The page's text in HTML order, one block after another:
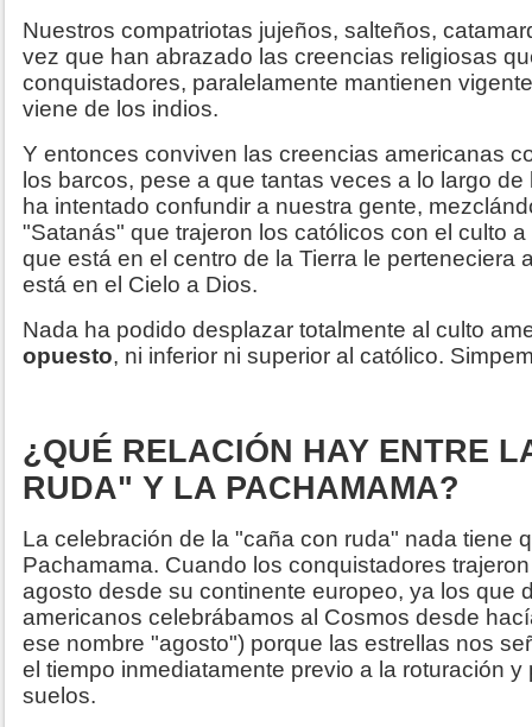
Nuestros compatriotas jujeños, salteños,
vez que han abrazado las creencias religiosas
conquistadores, paralelamente mantienen
viene de los indios.
Y entonces conviven las creencias americanas
los barcos, pese a que tantas veces a lo largo
ha intentado confundir a nuestra gente,
"Satanás" que trajeron los católicos con el culto
que está en el centro de la Tierra le perteneciera
está en el Cielo a Dios.
Nada ha podido desplazar totalmente al culto
opuesto, ni inferior ni superior al católico.
¿QUÉ RELACIÓN HAY ENTRE
RUDA" Y LA PACHAMAMA?
La celebración de la "caña con ruda" nada tiene
Pachamama. Cuando los conquistadores
agosto desde su continente europeo, ya los que
americanos celebrábamos al Cosmos desde
ese nombre "agosto") porque las estrellas nos
el tiempo inmediatamente previo a la roturación
suelos.